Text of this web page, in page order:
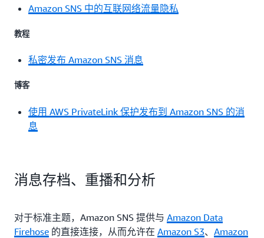
Amazon SNS 中的互联网络流量隐私
教程
私密发布 Amazon SNS 消息
博客
使用 AWS PrivateLink 保护发布到 Amazon SNS 的消
息
消息存档、重播和分析
对于标准主题，Amazon SNS 提供与 Amazon Data
Firehose 的直接连接，从而允许在 Amazon S3、 Amazon